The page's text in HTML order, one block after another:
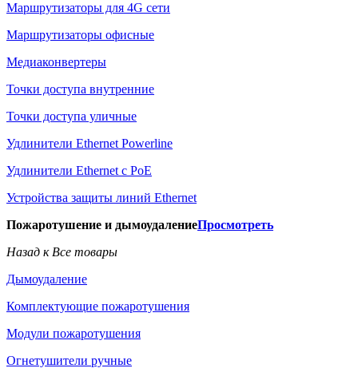
Маршрутизаторы для 4G сети
Маршрутизаторы офисные
Медиаконвертеры
Точки доступа внутренние
Точки доступа уличные
Удлинители Ethernet Powerline
Удлинители Ethernet с PoE
Устройства защиты линий Ethernet
Пожаротушение и дымоудалениеПросмотреть
Назад к Все товары
Дымоудаление
Комплектующие пожаротушения
Модули пожаротушения
Огнетушители ручные